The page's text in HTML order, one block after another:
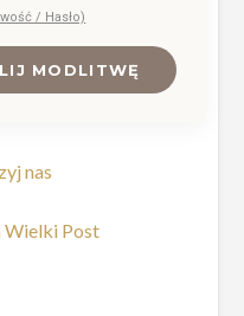
/ Hasło)
MODLITWĘ
nas
Post